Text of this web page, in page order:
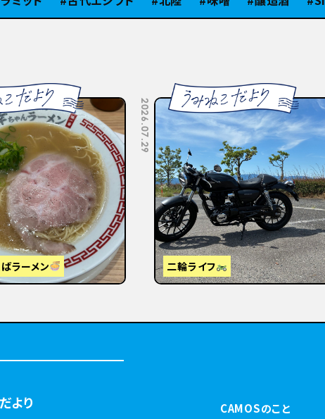
東京から大阪・京都へ
2026.07.10
はじめまして
より CAMOSのこと